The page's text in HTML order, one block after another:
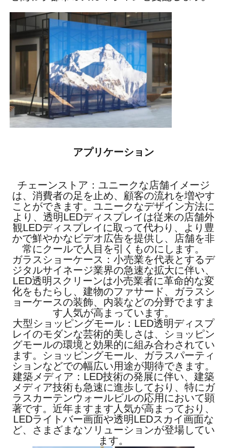
アプリケーション
チェーンストア：ユニークな店舗イメージ
は、消費者の足を止め、顧客の流れを増やす
ことができます。ユニークなデザイン方法に
より、透明LEDディスプレイは従来の店舗外
観LEDディスプレイに取って代わり、より豊
かで鮮やかなビデオ広告を提供し、店舗を非
常にクールで人目を引くものにします。
ガラスショーケース：小売業を代表とするデ
ジタルサイネージ業界の急速な拡大に伴い、
LED透明スクリーンは小売業者に革命的な変
化をもたらし、建物のファサード、ガラスシ
ョーケースの装飾、内装などの分野でますま
す人気が高まっています。
大型ショッピングモール：LED透明ディスプ
レイのモダンな芸術的美しさは、ショッピン
グモールの環境と効果的に組み合わされてい
ます。ショッピングモール、ガラスパーティ
ションなどでの幅広い用途が期待できます。
建築メディア：LED技術の発展に伴い、建築
メディア技術も急速に進歩しており、特にガ
ラスカーテンウォールビルの応用において顕
著です。近年ますます人気が高まっており、
LEDライトバー画面や透明LEDスカイ画面な
ど、さまざまなソリューションが登場してい
ます。